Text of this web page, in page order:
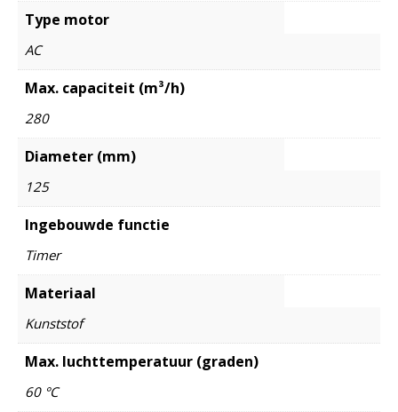
Type motor
AC
Max. capaciteit (m³/h)
280
Diameter (mm)
125
Ingebouwde functie
Timer
Materiaal
Kunststof
Max. luchttemperatuur (graden)
60 °C